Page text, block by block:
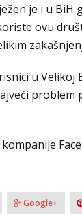
je i u BiH
ovu
u Velikoj
problem
Google+